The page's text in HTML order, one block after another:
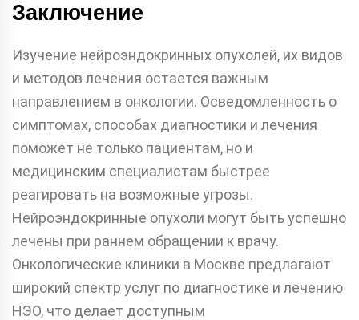
Заключение
Изучение нейроэндокринных опухолей, их видов
и методов лечения остается важным
направлением в онкологии. Осведомленность о
симптомах, способах диагностики и лечения
поможет не только пациентам, но и
медицинским специалистам быстрее
реагировать на возможные угрозы.
Нейроэндокринные опухоли могут быть успешно
лечены при раннем обращении к врачу.
Онкологические клиники в Москве предлагают
широкий спектр услуг по диагностике и лечению
НЭО, что делает доступным